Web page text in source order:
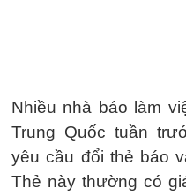
Nhiều nhà báo làm
Trung Quốc tuần
yêu cầu đổi thẻ báo
Thẻ này thường có